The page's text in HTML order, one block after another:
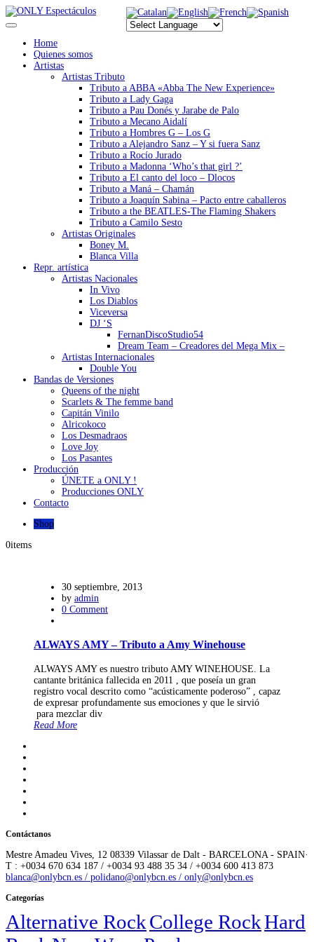
Home
Quienes somos
Artistas
Artistas Tributo
Tributo a ABBA «Abba The New Experience»
Tributo a Lady Gaga
Tributo a Pau Donés y Jarabe de Palo
Tributo a Mecano Aidalí
Tributo a Hombres G – Los G
Tributo a Alejandro Sanz – Y si fuera Sanz
Tributo a Rocío Jurado
Tributo a Madonna ‘Who’s that girl ?’
Tributo a El canto del loco – Dlocos
Tributo a Maná – Chamán
Tributo a Joaquín Sabina – Pacto entre caballeros
Tributo a the BEATLES-The Flaming Shakers
Tributo a Camilo Sesto
Artistas Originales
Boney M.
Blanca Villa
Repr. artística
Artistas Nacionales
In Vivo
Los Diablos
Viceversa
DJ ‘S
FernanDiscoStudio54
Dream Team – Creadores del Mega Mix –
Artistas Internacionales
Double You
Bandas de Versiones
Queens of the night
Scarlets & The femme band
Capitán Vinilo
Alricokoco
Los Desmadraos
Love Joy
Los Pasantes
Producción
ÚNETE a ONLY !
Producciones ONLY
Contacto
Shop
0items
30 septiembre, 2013
by admin
0 Comment
ALWAYS AMY – Tributo a Amy Winehouse
ALWAYS AMY es nuestro tributo AMY WINEHOUSE. La
cantante británica fallecida en 2011 , que poseía un gran
registro vocal descrito como “acústicamente poderoso” , capaz
de expresar profundamente sus emociones y que le sirvió
para mezclar div
Read More
Contáctanos
Mestre Amadeu Vives, 12 08339 Vilassar de Dalt - BARCELONA - SPAIN·
T : +0034 670 634 187 / +0034 93 488 35 34 / +0034 600 413 873
blanca@onlybcn.es / polidano@onlybcn.es / only@onlybcn.es
Categorías
Alternative RockCollege RockHard